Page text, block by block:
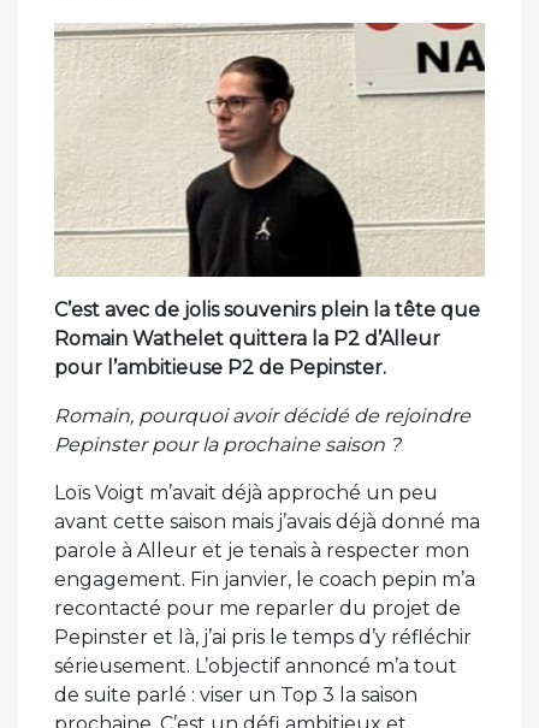
C’est avec de jolis souvenirs plein la tête que
Romain Wathelet quittera la P2 d’Alleur
pour l’ambitieuse P2 de Pepinster.
Romain, pourquoi avoir décidé de rejoindre
Pepinster pour la prochaine saison ?
Loïs Voigt m’avait déjà approché un peu
avant cette saison mais j’avais déjà donné ma
parole à Alleur et je tenais à respecter mon
engagement. Fin janvier, le coach pepin m’a
recontacté pour me reparler du projet de
Pepinster et là, j’ai pris le temps d’y réfléchir
sérieusement. L’objectif annoncé m’a tout
de suite parlé : viser un Top 3 la saison